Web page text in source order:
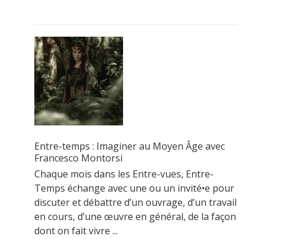
Entre-temps : Imaginer au Moyen Âge avec
Francesco Montorsi
Chaque mois dans les Entre-vues, Entre-
Temps échange avec une ou un invité•e pour
discuter et débattre d’un ouvrage, d’un travail
en cours, d’une œuvre en général, de la façon
dont on fait vivre ...